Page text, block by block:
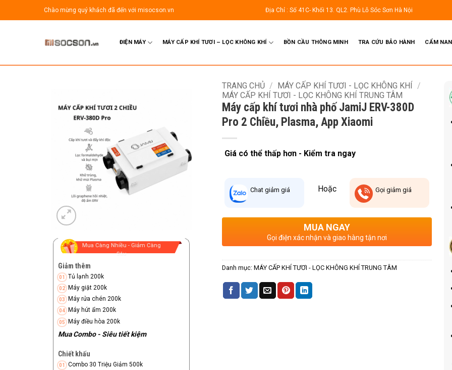
qua
Chào mừng quý khách đã đến với misocson.vn Địa Chỉ : Số 41C- Khối 13. QL2. Phù Lỗ Sóc Sơn Hà Nội
ĐIỆN MÁY MÁY CẤP KHÍ TƯƠI – LỌC KHÔNG KHÍ BỒN CẦU THÔNG MINH TRA CỨU BẢO HÀNH CẨM
Mua Càng Nhiều - Giảm Càng
Sâu
Giảm thêm
Tủ lạnh 200k
Máy giặt 200k
Máy rửa chén 200k
Máy hút ẩm 200k
Máy điều hòa 200k
Mua Combo - Siêu tiết kiệm
Chiết khấu
Combo 30 Triệu Giảm 500k
TRANG CHỦ / MÁY CẤP KHÍ TƯƠI - LỌC KHÔNG KHÍ
/
MÁY CẤP KHÍ TƯƠI - LỌC KHÔNG KHÍ TRUNG TÂM
Máy cấp khí tươi nhà phố JamiJ ERV-380D
Pro 2 Chiều, Plasma, App Xiaomi
Giá có thể thấp hơn - Kiểm tra ngay
Chatgiảm giá Hoặc Gọigiảm giá
MUA NGAY
Gọi điện xác nhận và giao hàng tận nơi
Danh mục:MÁY CẤP KHÍ TƯƠI - LỌC KHÔNG KHÍ TRUNG TÂM